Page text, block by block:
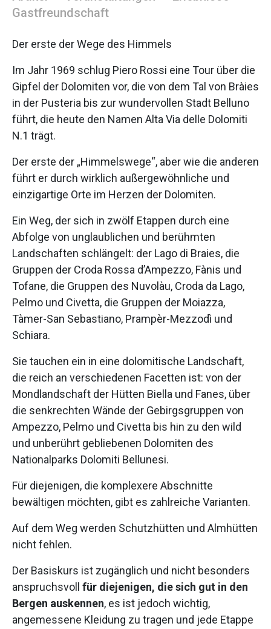
Gastfreundschaft
Der erste der Wege des Himmels
Im Jahr 1969 schlug Piero Rossi eine Tour über die
Gipfel der Dolomiten vor, die von dem Tal von Bràies
in der Pusteria bis zur wundervollen Stadt Belluno
führt, die heute den Namen Alta Via delle Dolomiti
N.1 trägt.
Der erste der „Himmelswege“, aber wie die anderen
führt er durch wirklich außergewöhnliche und
einzigartige Orte im Herzen der Dolomiten.
Ein Weg, der sich in zwölf Etappen durch eine
Abfolge von unglaublichen und berühmten
Landschaften schlängelt: der Lago di Braies, die
Gruppen der Croda Rossa d’Ampezzo, Fànis und
Tofane, die Gruppen des Nuvolàu, Croda da Lago,
Pelmo und Civetta, die Gruppen der Moiazza,
Tàmer-San Sebastiano, Prampèr-Mezzodì und
Schiara.
Sie tauchen ein in eine dolomitische Landschaft,
die reich an verschiedenen Facetten ist: von der
Mondlandschaft der Hütten Biella und Fanes, über
die senkrechten Wände der Gebirgsgruppen von
Ampezzo, Pelmo und Civetta bis hin zu den wild
und unberührt gebliebenen Dolomiten des
Nationalparks Dolomiti Bellunesi.
Für diejenigen, die komplexere Abschnitte
bewältigen möchten, gibt es zahlreiche Varianten.
Auf dem Weg werden Schutzhütten und Almhütten
nicht fehlen.
Der Basiskurs ist zugänglich und nicht besonders
anspruchsvoll für diejenigen, die sich gut in den
Bergen auskennen, es ist jedoch wichtig,
angemessene Kleidung zu tragen und jede Etappe